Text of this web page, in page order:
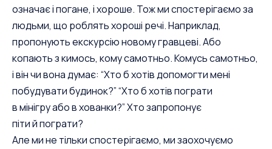
означає і погане, і хороше. Тож ми спостерігаємо за
людьми, що роблять хороші речі. Наприклад,
пропонують екскурсію новому гравцеві. Або
копають з кимось, кому самотньо. Комусь самотньо,
і він чи вона думає: “Хто б хотів допомогти мені
побудувати будинок?” “Хто б хотів пограти
в мінігру або в хованки?” Хто запропонує
піти й пограти?
Але ми не тільки спостерігаємо, ми заохочуємо